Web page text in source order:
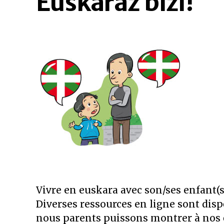
Vivre en euskara avec son/ses
Diverses ressources en ligne sont
nous parents puissons montrer à